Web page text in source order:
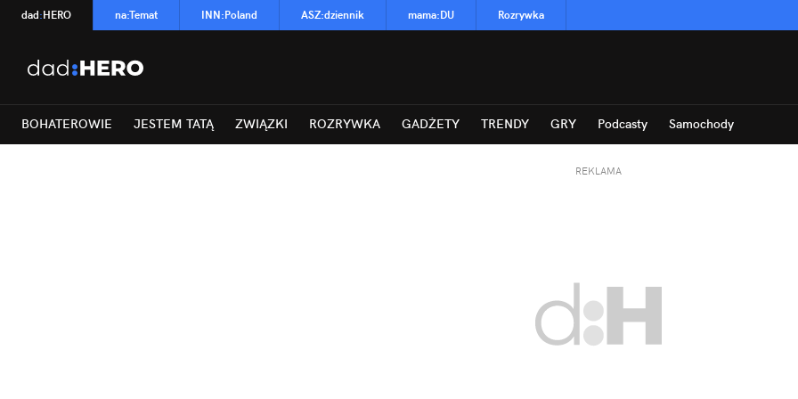
dad:HERO na:Temat INN:Poland ASZ:dziennik mama:DU Rozrywka
BOHATEROWIE JESTEM TATĄ ZWIĄZKI ROZRYWKA GADŻETY TRENDY GRY Podcasty Samochody
REKLAMA